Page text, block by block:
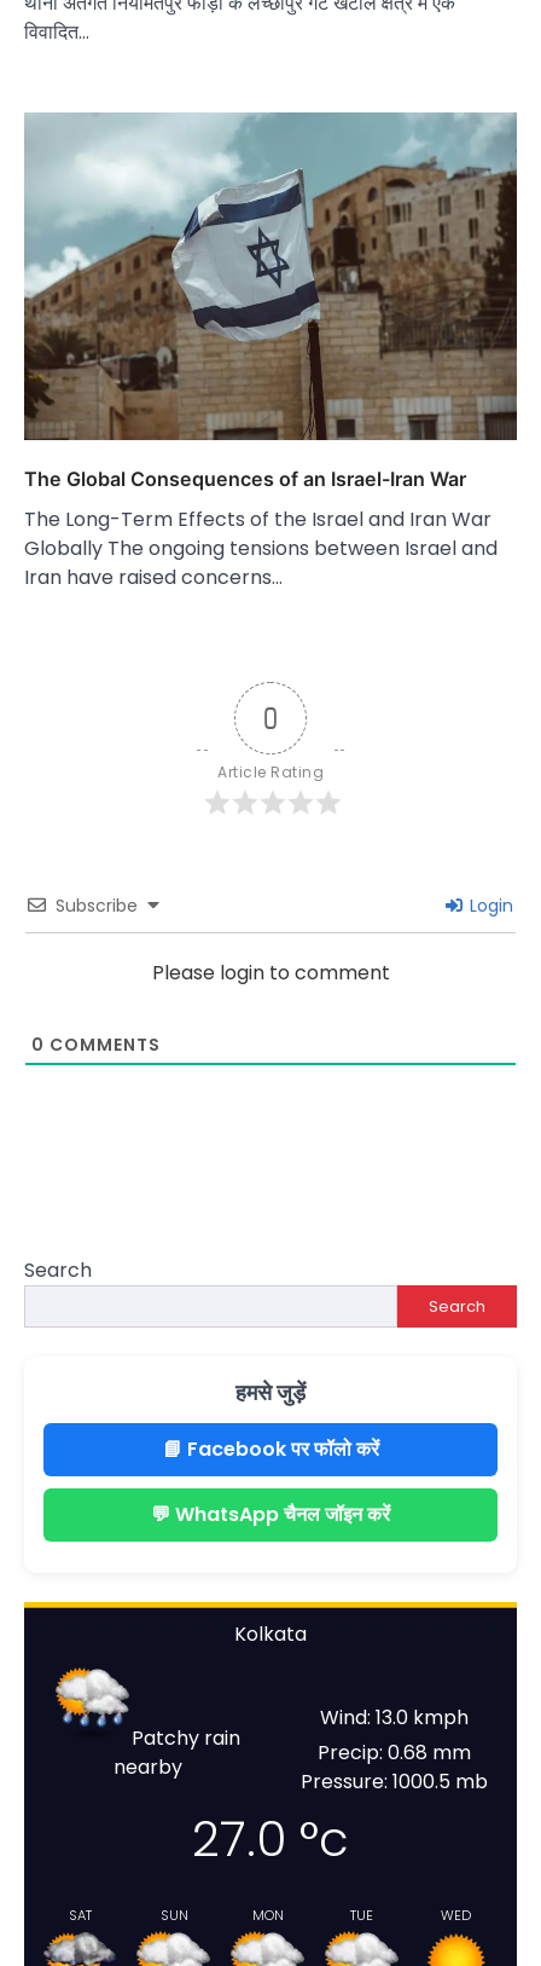
विवादित…
The Global Consequences of an Israel-Iran War
The Long-Term Effects of the Israel and Iran War
Globally The ongoing tensions between Israel and
Iran have raised concerns…
0
Article Rating
Subscribe Login
Please login to comment
0 COMMENTS
Search
Search
हमसे जुड़ें
📘 Facebook पर फॉलो करें
💬 WhatsApp चैनल जॉइन करें
Kolkata
Patchy rain
nearby
Wind: 13.0 kmph
Precip: 0.68 mm
Pressure: 1000.5 mb
27.0 °c
SAT SUN MON TUE WED